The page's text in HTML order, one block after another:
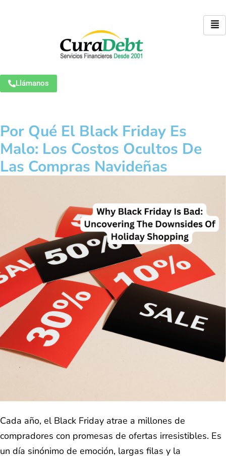
Llámanos
Por Qué El Black Friday Es
Malo: Los Costos Ocultos De
Las Compras Navideñas
Cada año, el Black Friday atrae a millones de
compradores con promesas de ofertas irresistibles. Es
un día sinónimo de emoción, largas filas y la